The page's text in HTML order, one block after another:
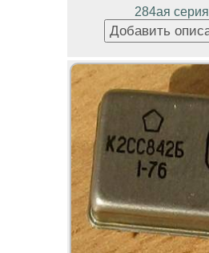
284ая серия